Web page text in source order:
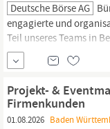
Deutsche Börse AG
engagierte und
Teil unseres Teams in
in (m/w/d). Ihre
sind Sie das Herz
zu einem positiven
Projekt- &
Firmenkunden
01.08.2026 Baden